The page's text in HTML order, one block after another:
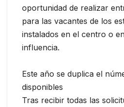
oportunidad de realizar
para las vacantes de los
instalados en el centro o
influencia.
Este año se duplica el
disponibles
Tras recibir todas las